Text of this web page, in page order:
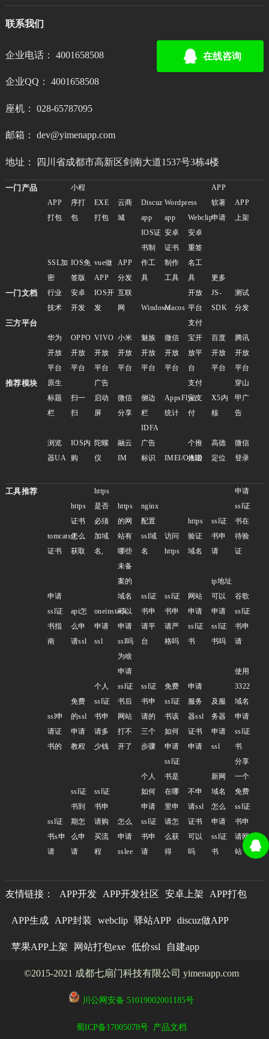
联系我们
企业电话： 4001658508
企业QQ： 4001658508
座机： 028-65787095
邮箱： dev@yimenapp.com
地址： 四川省成都市高新区剑南大道1537号3栋4楼
在线咨询
一门产品
APP
打包
小程
序打
包
EXE
打包
云商
城
Discuz
app
Wordpress
app
Webclip
APP
软著
申请
APP
上架
SSL加
密
IOS免
签版
vue做
APP
APP
分发
IOS证
书制
作工
具
安卓
证书
制作
工具
安卓
重签
名工
具
更多
一门文档
行业
技术
安卓
开发
IOS开
发
互联
网
WindowsMacos
开放
平台
JS-
SDK
测试
分发
三方平台
华为
开放
平台
OPPO
开放
平台
VIVO
开放
平台
小米
开放
平台
魅族
开放
平台
微信
开放
平台
支付
宝开
放平
台
百度
开放
平台
腾讯
开放
平台
推荐模块
原生
标题
栏
扫一
扫
广告
启动
屏
微信
分享
侧边
栏
AppsFlyer
统计
支付
宝支
付
X5内
核
穿山
甲广
告
浏览
器UA
IOS内
购
陀螺
仪
融云
IM
IDFA
广告
标识
IMEI/OAID
个推
推送
高德
定位
微信
登录
工具推荐
tomcatssl
证书
https
证书
怎么
获取
https
是否
必须
加域
名,
https
的网
站有
哪些
nginx
配置
ssl域
名
访问
https
https
验证
域名
ssl证
书申
请
申请
ssl证
书在
待验
证
申请
ssl证
书指
南
api怎
么申
请ssl
oneinstack
申请
ssl
未备
案的
域名
可以
申请
ssl吗
ssl证
书申
请平
台
ssl证
书申
请严
格吗
网站
申请
ssl证
书
ip地址
可以
申请
ssl证
书吗
谷歌
ssl证
书申
请
ssl申
请证
书的
免费
的ssl
申请
教程
个人
ssl证
书申
请多
少钱
为啥
申请
ssl证
书后
网站
打不
开了
ssl证
书申
请的
三个
步骤
免费
ssl证
书该
如何
申请
申请
服务
器ssl
证书
申请
及服
务器
申请
ssl
使用
3322
域名
申请
ssl证
书
ssl证
书s申
请
ssl证
书到
期怎
么申
请
ssl证
书申
请购
买流
程
怎么
申请
sslee
个人
如何
申请
ssl证
书申
请
ssl证
书是
在哪
里申
请怎
么获
得
不申
请ssl
证书
可以
吗
新网
域名
怎么
申请
ssl证
书
分享
一个
免费
ssl证
书申
请网
站
友情链接： APP开发 APP开发社区 安卓上架 APP打包
APP生成 APP封装 webclip 驿站APP discuz做APP
苹果APP上架 网站打包exe 低价ssl 自建app
©2015-2021 成都七扇门科技有限公司 yimenapp.com
川公网安备 51019002001185号
蜀ICP备17005078号 产品文档